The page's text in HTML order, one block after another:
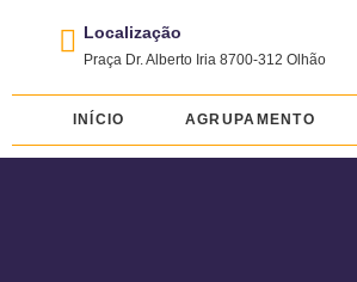
Localização
Praça Dr. Alberto Iria 8700-312 Olhão
INÍCIO AGRUPAMENTO